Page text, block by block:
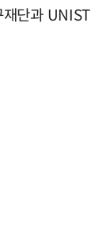
재단과 UNIST